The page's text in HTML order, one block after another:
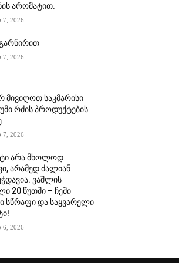
არომატით.
7, 2026
7, 2026
საკმარისი
რძის პროდუქტების
7, 2026
არა მხოლოდ
არამედ ძალიან
ვაშლის
20 წუთში – ჩემი
სწრაფი და საყვარელი
6, 2026